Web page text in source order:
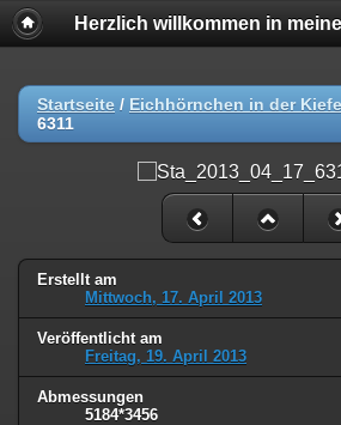
Herzlich willkommen in
Startseite / Eichhörnchen in der
6311
Erstellt am
Mittwoch, 17. April 2013
Veröffentlicht am
Freitag, 19. April 2013
Abmessungen
5184*3456